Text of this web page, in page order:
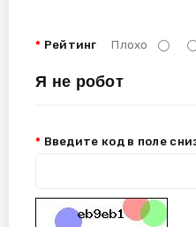
Рейтинг Плохо
Я не робот
Введите код в поле